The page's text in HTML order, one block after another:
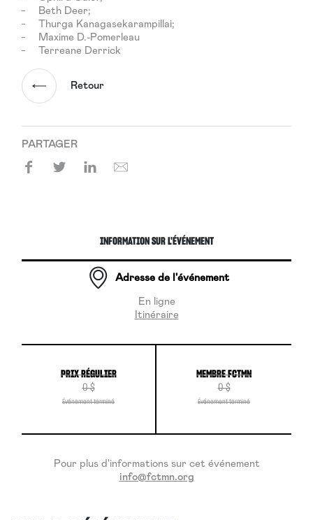
Beth Deer;
Thurga Kanagasekarampillai;
Maxime D.-Pomerleau
Terreane Derrick
Retour
PARTAGER
INFORMATION SUR L'ÉVÉNEMENT
Adresse de l'événement
En ligne
Itinéraire
PRIX RÉGULIER
0 $
MEMBRE FCTMN
0 $
Pour plus d'informations sur cet événement
info@fctmn.org